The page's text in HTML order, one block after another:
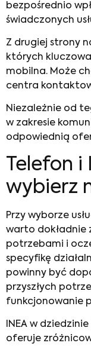
bezpośrednio
świadczonych
Z drugiej strony
których
mobilna. Może
centra
Niezależnie od
w zakresie
odpowiednią
Telefon
wybierz
Przy wyborze
warto dokładnie
potrzebami i
specyfikę
powinny być
przyszłych
funkcjonowanie
INEA w
oferuje